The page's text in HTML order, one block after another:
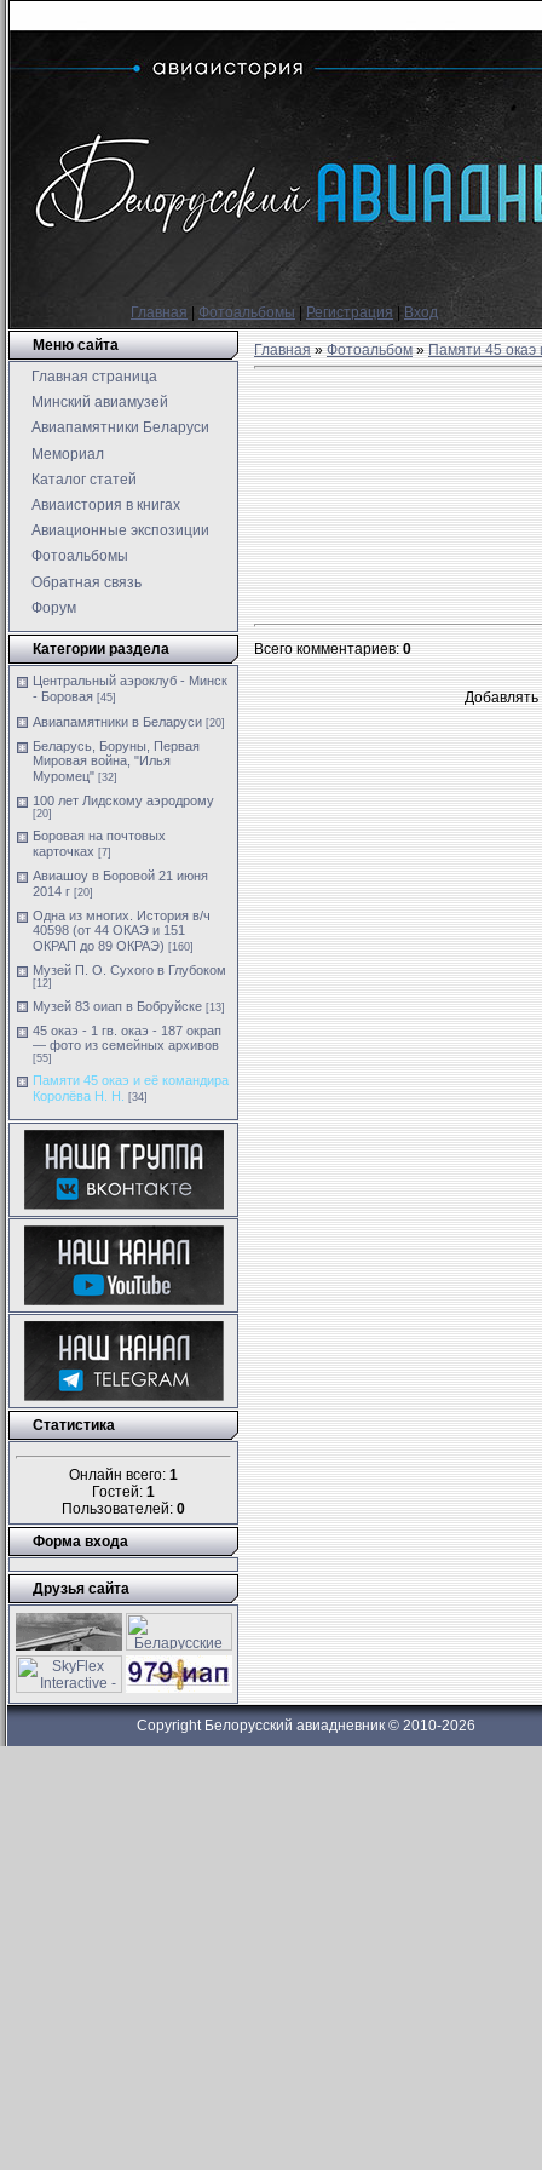
Главная Фотоальбомы Регистрация | Вход
Меню сайта
Главная страница
Минский авиамузей
Авиапамятники Беларуси
Мемориал
Каталог статей
Авиаистория в книгах
Авиационные экспозиции
Фотоальбомы
Обратная связь
Форум
Категории раздела
Центральный аэроклуб - Минск
- Боровая [45]
Авиапамятники в Беларуси [20]
Беларусь, Боруны, Первая
Мировая война, "Илья
Муромец" [32]
100 лет Лидскому аэродрому
[20]
Боровая на почтовых
карточках [7]
Авиашоу в Боровой 21 июня
2014 г [20]
Одна из многих. История в/ч
40598 (от 44 ОКАЭ и 151
ОКРАП до 89 ОКРАЭ) [160]
Музей П. О. Сухого в Глубоком
[12]
Музей 83 оиап в Бобруйске [13]
45 окаэ - 1 гв. окаэ - 187 окрап
— фото из семейных архивов
[55]
Памяти 45 окаэ и её командира
Королёва Н. Н.
[34]
Статистика
Онлайн всего: 1
Гостей: 1
Пользователей: 0
Форма входа
Друзья сайта
Главная»Фотоальбом»Памяти 45 окаэ
Всего комментариев:0
Добавлять
Copyright Белорусский авиадневник © 2010-2026